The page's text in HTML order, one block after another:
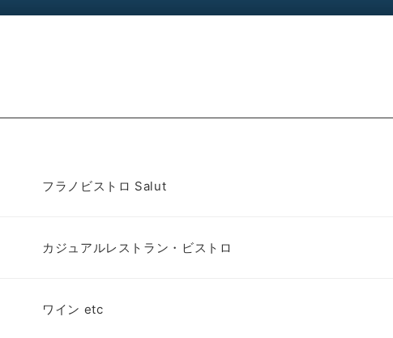
フラノビストロ Salut
カジュアルレストラン・ビストロ
ワイン etc